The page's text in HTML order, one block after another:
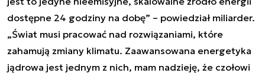
dostępne 24 godziny na dobę” – powiedział miliarder.
„Świat musi pracować nad rozwiązaniami, które
zahamują zmiany klimatu. Zaawansowana energetyka
jądrowa jest jednym z nich, mam nadzieję, że czołowi